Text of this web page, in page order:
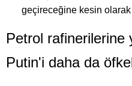
geçireceğine kesin olarak
Petrol rafinerilerine
Putin'i daha da